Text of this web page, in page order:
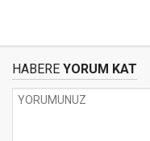
HABERE YORUM KAT